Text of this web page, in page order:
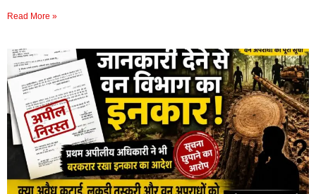
Read More »